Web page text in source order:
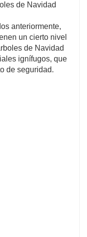
de Navidad
anteriormente,
un cierto nivel
de Navidad
ignífugos, que
de seguridad.